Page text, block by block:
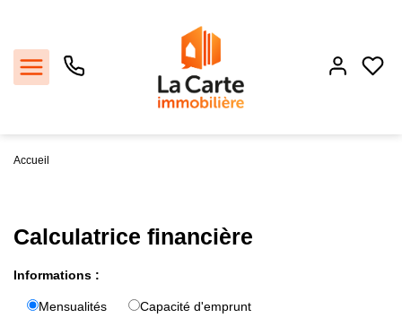
Acheter
Louer
Accueil
Calculatrice financière
Informations :
Mensualités Capacité d'emprunt